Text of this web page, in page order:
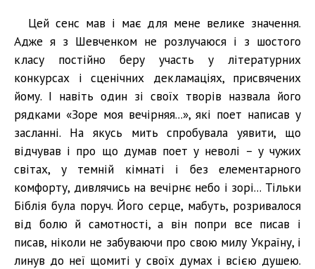
Цей сенс мав і має для мене велике значення.
Адже я з Шевченком не розлучаюся і з шостого
класу постійно беру участь у літературних
конкурсах і сценічних декламаціях, присвячених
йому. І навіть один зі своїх творів назвала його
рядками «Зоре моя вечірняя...», які поет написав у
засланні. На якусь мить спробувала уявити, що
відчував і про що думав поет у неволі – у чужих
світах, у темній кімнаті і без елементарного
комфорту, дивлячись на вечірнє небо і зорі... Тільки
Біблія була поруч. Його серце, мабуть, розривалося
від болю й самотності, а він попри все писав і
писав, ніколи не забуваючи про свою милу Україну, і
линув до неї щомиті у своїх думах і всією душею.